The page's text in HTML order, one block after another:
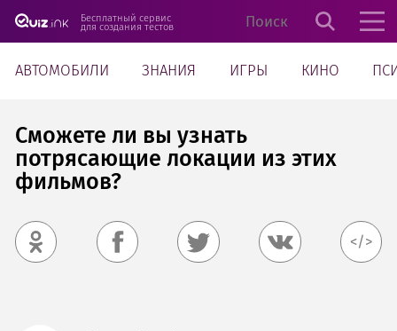
Бесплатный сервис
для создания тестов
АВТОМОБИЛИ ЗНАНИЯ ИГРЫ КИНО
Сможете ли вы узнать
потрясающие локации из этих
фильмов?
</>